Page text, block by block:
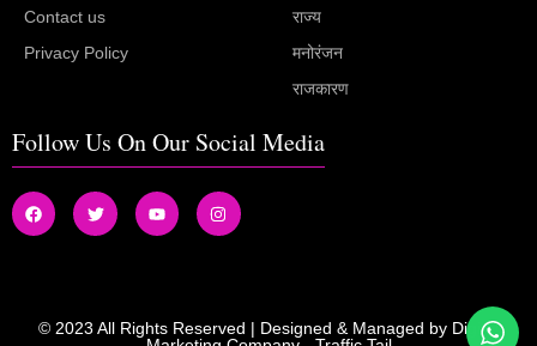
Contact us
Privacy Policy
राज्य
मनोरंजन
राजकारण
Follow Us On Our Social Media
© 2023 All Rights Reserved | Designed & Managed by Digital